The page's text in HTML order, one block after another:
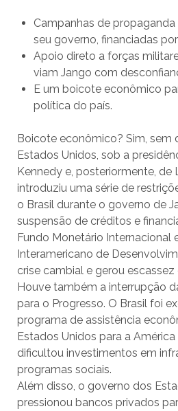
Campanhas de
seu governo, financiadas
Apoio direto a forças
viam Jango com
E um boicote econômico
política do país.
Boicote econômico? Sim, sem
Estados Unidos, sob a
Kennedy e, posteriormente, de
introduziu uma série de
o Brasil durante o governo de
suspensão de créditos e
Fundo Monetário Internacional
Interamericano de
crise cambial e gerou escassez
Houve também a interrupção
para o Progresso. O Brasil foi
programa de assistência
Estados Unidos para a
dificultou investimentos em
programas sociais.
Além disso, o governo dos
pressionou bancos privados